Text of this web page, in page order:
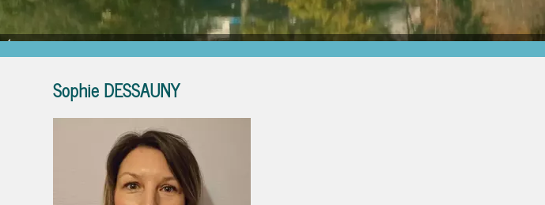
Sophie DESSAUNY